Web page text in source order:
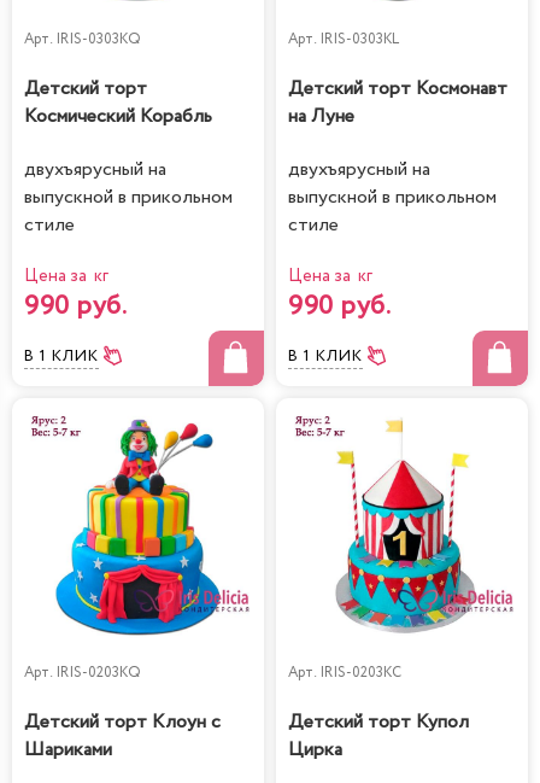
Арт. IRIS-0303KQ
Детский торт
Космический Корабль
двухъярусный на
выпускной в прикольном
стиле
Цена за кг
990 руб.
В 1 КЛИК
Арт. IRIS-0303KL
Детский торт Космонавт
на Луне
двухъярусный на
выпускной в прикольном
стиле
Цена за кг
990 руб.
В 1 КЛИК
Арт. IRIS-0203KQ
Детский торт Клоун с
Шариками
Арт. IRIS-0203KC
Детский торт Купол
Цирка